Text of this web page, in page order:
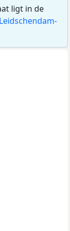
ligt in de
Leidschendam-